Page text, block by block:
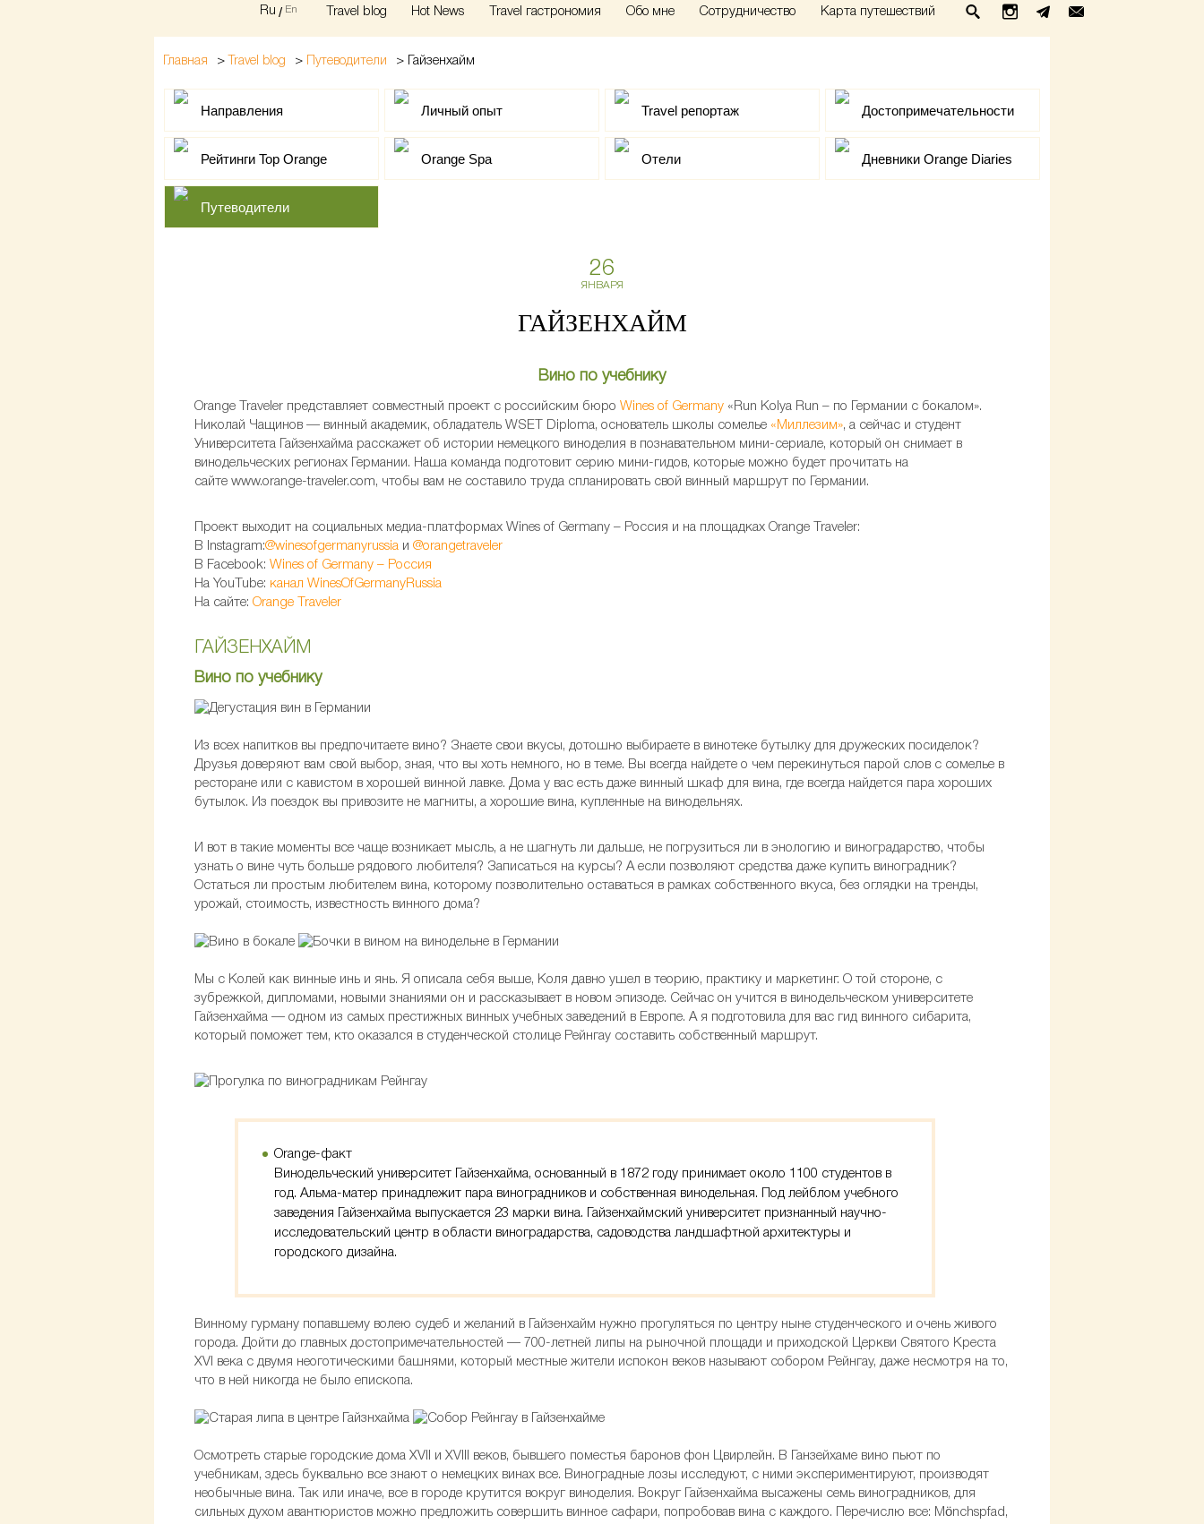
Ru / En Travel blog Hot News Travel гастрономия Обо мне Сотрудничество Карта путешествий
Главная > Travel blog > Путеводители > Гайзенхайм
Направления Личный опыт Travel репортаж Достопримечательности
Рейтинги Top Orange Orange Spa Отели Дневники Orange Diaries
Путеводители
26
ЯНВАРЯ
ГАЙЗЕНХАЙМ
Вино по учебнику
Orange Traveler представляет совместный проект с российским бюро Wines of Germany «Run Kolya Run – по Германии с бокалом».
Николай Чащинов — винный академик, обладатель WSET Diploma, основатель школы сомелье «Миллезим», а сейчас и студент
Университета Гайзенхайма расскажет об истории немецкого виноделия в познавательном мини-сериале, который он снимает в
винодельческих регионах Германии. Наша команда подготовит серию мини-гидов, которые можно будет прочитать на
сайте www.orange-traveler.com, чтобы вам не составило труда спланировать свой винный маршрут по Германии.
Проект выходит на социальных медиа-платформах Wines of Germany – Россия и на площадках Orange Traveler:
В Instagram:@winesofgermanyrussia и @orangetraveler
В Facebook: Wines of Germany – Россия
На YouTube: канал WinesOfGermanyRussia
На сайте: Orange Traveler
ГАЙЗЕНХАЙМ
Вино по учебнику
Из всех напитков вы предпочитаете вино? Знаете свои вкусы, дотошно выбираете в винотеке бутылку для дружеских посиделок?
Друзья доверяют вам свой выбор, зная, что вы хоть немного, но в теме. Вы всегда найдете о чем перекинуться парой слов с сомелье в
ресторане или с кавистом в хорошей винной лавке. Дома у вас есть даже винный шкаф для вина, где всегда найдется пара хороших
бутылок. Из поездок вы привозите не магниты, а хорошие вина, купленные на винодельнях.
И вот в такие моменты все чаще возникает мысль, а не шагнуть ли дальше, не погрузиться ли в энологию и виноградарство, чтобы
узнать о вине чуть больше рядового любителя? Записаться на курсы? А если позволяют средства даже купить виноградник?
Остаться ли простым любителем вина, которому позволительно оставаться в рамках собственного вкуса, без оглядки на тренды,
урожай, стоимость, известность винного дома?
Мы с Колей как винные инь и янь. Я описала себя выше, Коля давно ушел в теорию, практику и маркетинг. О той стороне, с
зубрежкой, дипломами, новыми знаниями он и рассказывает в новом эпизоде. Сейчас он учится в винодельческом университете
Гайзенхайма — одном из самых престижных винных учебных заведений в Европе. А я подготовила для вас гид винного сибарита,
который поможет тем, кто оказался в студенческой столице Рейнгау составить собственный маршрут.
Orange-факт
Винодельческий университет Гайзенхайма, основанный в 1872 году принимает около 1100 студентов в
год. Альма-матер принадлежит пара виноградников и собственная винодельная. Под лейблом учебного
заведения Гайзенхайма выпускается 23 марки вина. Гайзенхаймский университет признанный научно-
исследовательский центр в области виноградарства, садоводства ландшафтной архитектуры и
городского дизайна.
Винному гурману попавшему волею судеб и желаний в Гайзенхайм нужно прогуляться по центру ныне студенческого и очень живого
города. Дойти до главных достопримечательностей — 700-летней липы на рыночной площади и приходской Церкви Святого Креста
XVI века с двумя неоготическими башнями, который местные жители испокон веков называют собором Рейнгау, даже несмотря на то,
что в ней никогда не было епископа.
Осмотреть старые городские дома XVII и XVIII веков, бывшего поместья баронов фон Цвирлейн. В Ганзейхаме вино пьют по
учебникам, здесь буквально все знают о немецких винах все. Виноградные лозы исследуют, с ними экспериментируют, производят
необычные вина. Так или иначе, все в городе крутится вокруг виноделия. Вокруг Гайзенхайма высажены семь виноградников, для
сильных духом авантюристов можно предложить совершить винное сафари, попробовав вина с каждого. Перечислю все: Mönchspfad,